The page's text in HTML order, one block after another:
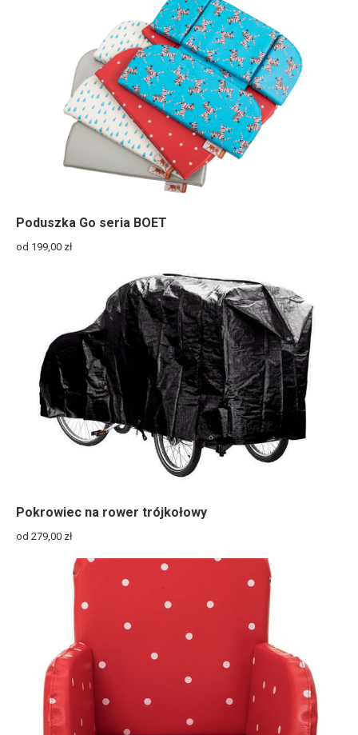
Poduszka Go seria BOET
od 199,00 zł
Pokrowiec na rower trójkołowy
od 279,00 zł